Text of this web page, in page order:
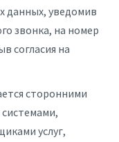
данных, уведомив
звонка, на номер
согласия на
сторонними
услуг,